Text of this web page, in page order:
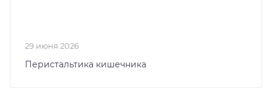
29 июня 2026
Перистальтика кишечника